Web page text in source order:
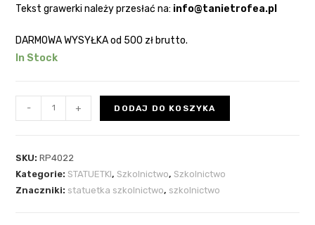
Tekst grawerki należy przesłać na: info@tanietrofea.pl
DARMOWA WYSYŁKAod 500 zł brutto.
In Stock
- + DODAJ DO KOSZYKA
SKU:RP4022
Kategorie: STATUETKI, Szkolnictwo, Szkolnictwo
Znaczniki: statuetka szkolnictwo, szkolnictwo